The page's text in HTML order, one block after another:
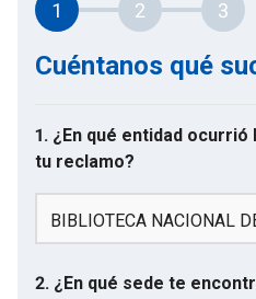
1 2 3
Cuéntanos qué
1. ¿En qué entidad
tu reclamo?
BIBLIOTECA NACIONAL
2. ¿En qué sede te